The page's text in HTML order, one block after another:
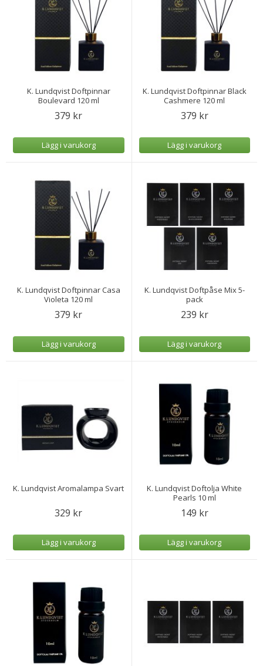
K. Lundqvist Doftpinnar
Boulevard 120 ml
379 kr
Lägg i varukorg
K. Lundqvist Doftpinnar Black
Cashmere 120 ml
379 kr
Lägg i varukorg
K. Lundqvist Doftpinnar Casa
Violeta 120 ml
379 kr
Lägg i varukorg
K. Lundqvist Doftpåse Mix 5-
pack
239 kr
Lägg i varukorg
K. Lundqvist Aromalampa Svart
329 kr
Lägg i varukorg
K. Lundqvist Doftolja White
Pearls 10 ml
149 kr
Lägg i varukorg